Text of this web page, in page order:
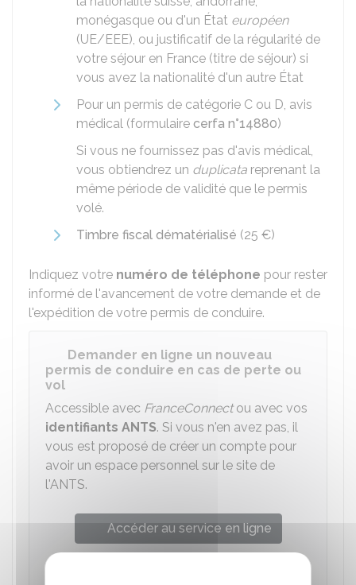
monégasque ou d'un État européen
(UE/EEE), ou justificatif de la régularité de
votre séjour en France (titre de séjour) si
vous avez la nationalité d'un autre État
Pour un permis de catégorie C ou D, avis
médical (formulaire cerfa n°14880)
Si vous ne fournissez pas d'avis médical,
vous obtiendrez un duplicata reprenant la
même période de validité que le permis
volé.
Timbre fiscal dématérialisé (25 €)
Indiquez votre numéro de téléphone pour rester
informé de l'avancement de votre demande et de
l'expédition de votre permis de conduire.
Demander en ligne un nouveau
permis de conduire en cas de perte ou
vol
Accessible avec FranceConnectou avec vos
identifiants ANTS. Si vous n'en avez pas, il
vous est proposé de créer un compte pour
avoir un espace personnel sur le site de
l'ANTS.
Accéder au service en ligne